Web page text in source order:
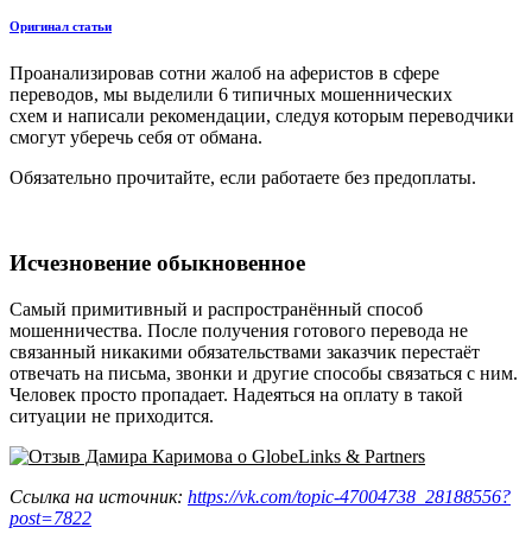
Оригинал статьи
Проанализировав сотни жалоб на аферистов в сфере
переводов, мы выделили 6 типичных мошеннических
схем и написали рекомендации, следуя которым переводчики
смогут уберечь себя от обмана.
Обязательно прочитайте, если работаете без предоплаты.
Исчезновение обыкновенное
Самый примитивный и распространённый способ
мошенничества. После получения готового перевода не
связанный никакими обязательствами заказчик перестаёт
отвечать на письма, звонки и другие способы связаться с ним.
Человек просто пропадает. Надеяться на оплату в такой
ситуации не приходится.
Ссылка на источник: https://vk.com/topic-47004738_28188556?
post=7822